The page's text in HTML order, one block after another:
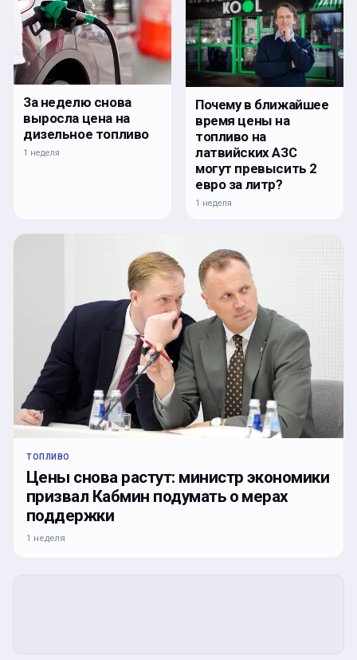
За неделю снова
выросла цена на
дизельное топливо
1 неделя
Почему в ближайшее
время цены на
топливо на
латвийских АЗС
могут превысить 2
евро за литр?
1 неделя
ТОПЛИВО
Цены снова растут: министр экономики
призвал Кабмин подумать о мерах
поддержки
1 неделя